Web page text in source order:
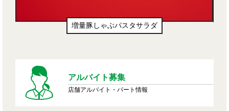
増量豚しゃぶパスタサラダ
アルバイト募集
店舗アルバイト・パート情報